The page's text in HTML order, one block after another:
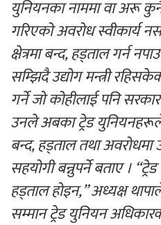
युनियनका नाममा वा अरू
गरिएको अवरोध स्वीकार्य
क्षेत्रमा बन्द, हड्ताल गर्न
सम्झिदै उद्योग मन्त्री
गर्ने जो कोहीलाई पनि
उनले अबका ट्रेड
बन्द, हड्ताल तथा अवरोधमा
सहयोगी बन्नुपर्ने बताए ।
हड्ताल होइन,” अध्यक्ष
सम्मान ट्रेड युनियन